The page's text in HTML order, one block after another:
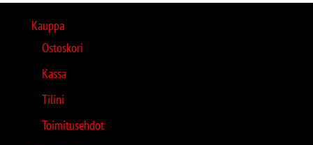
Kauppa
Ostoskori
Kassa
Tilini
Toimitusehdot